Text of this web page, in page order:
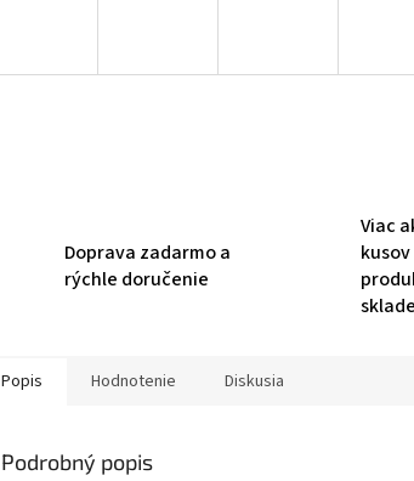
Doprava zadarmo a
rýchle doručenie
Viac
kusov
sklade
Popis Hodnotenie Diskusia
Podrobný popis